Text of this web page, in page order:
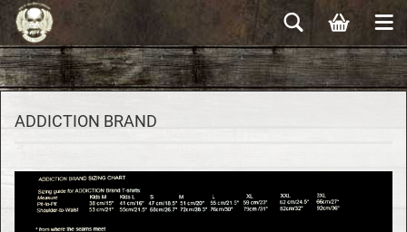
ADDICTION BRAND